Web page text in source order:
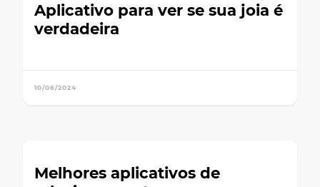
Aplicativo para ver se sua joia é
verdadeira
10/06/2024
Melhores aplicativos de